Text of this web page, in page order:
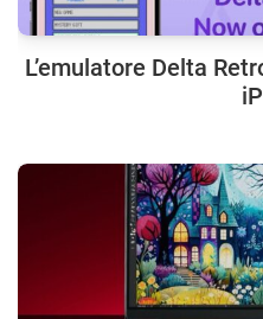
L’emulatore Delta